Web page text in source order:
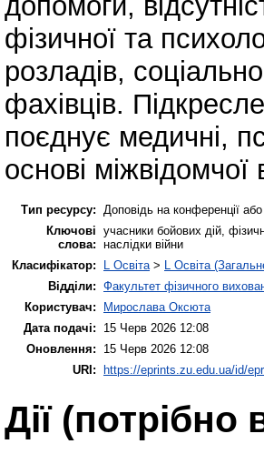
фізичної та
розладів,
фахівців.
поєднує медичні,
основі міжвідомчої
Тип ресурсу:
Доповідь на конференції
Ключові
слова:
учасники бойових дій,
наслідки війни
Класифікатор:
L Освіта > L Освіта
Відділи: Факультет фізичного
Користувач:
Мирослава Оксюта
Дата подачі:
15 Черв 2026 12:08
Оновлення:
15 Черв 2026 12:08
URI: https://eprints.zu.edu.ua/id/
Дії ​​(потрібно